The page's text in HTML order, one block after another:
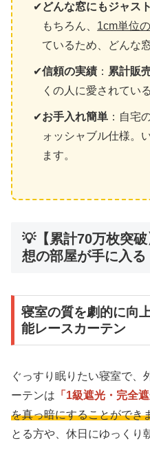
どんな窓にもジャス
もちろん、 1cm単位
ているため、どんな
信頼の実績 ： 累計販
くの人に愛されてい
お手入れ簡単 ：自宅
ォッシャブル仕様。
ます。
💡【累計70万枚突
想の部屋が手に入る
寝室の質を劇的に向
能レースカーテン
ぐっすり眠りたい寝室で、
ーテンは 「1級遮光・完全
を真っ暗にすることができ
とる方や、休日にゆっくり